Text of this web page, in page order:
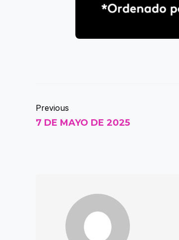
Previous
7 DE MAYO DE 2025